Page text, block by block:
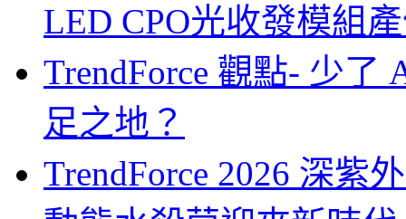
LED CPO光收發模組
TrendForce 觀點- 少
足之地？
TrendForce 2026 深紫